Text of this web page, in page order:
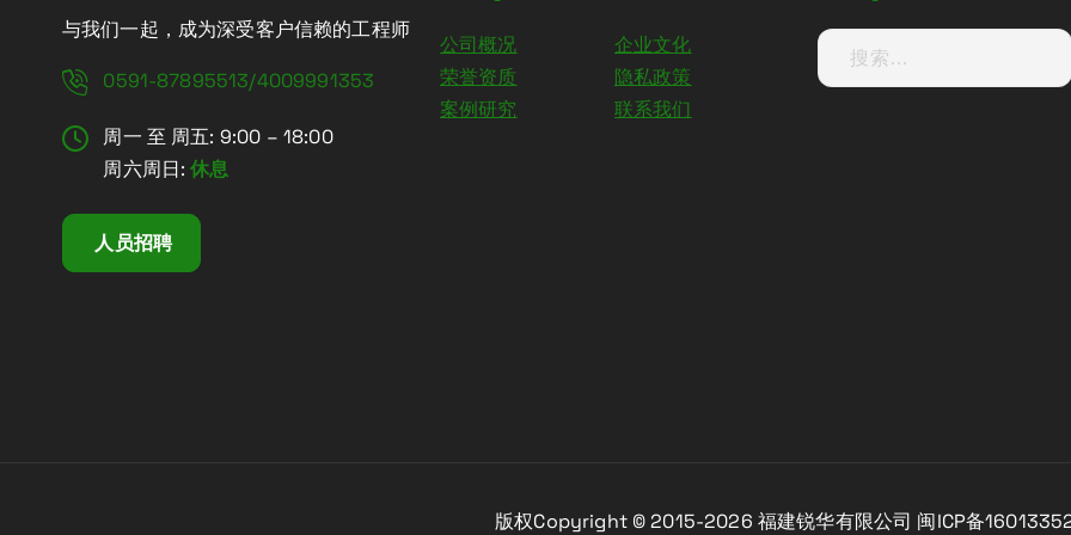
与我们一起，成为深受客户信赖的工程师
0591-87895513/4009991353
周一 至 周五: 9:00 – 18:00
周六周日:休息
人员招聘
公司概况
企业文化
荣誉资质
隐私政策
案例研究
联系我们
版权Copyright © 2015-2026 福建锐华有限公司 闽ICP备